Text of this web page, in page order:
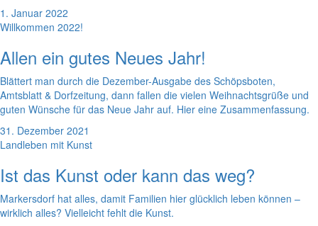
1. Januar 2022
Willkommen 2022!
Allen ein gutes Neues Jahr!
Blättert man durch die Dezember-Ausgabe des Schöpsboten,
Amtsblatt & Dorfzeitung, dann fallen die vielen Weihnachtsgrüße und
guten Wünsche für das Neue Jahr auf. Hier eine Zusammenfassung.
31. Dezember 2021
Landleben mit Kunst
Ist das Kunst oder kann das weg?
Markersdorf hat alles, damit Familien hier glücklich leben können –
wirklich alles? Vielleicht fehlt die Kunst.